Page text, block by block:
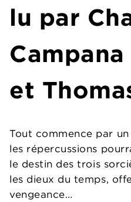
lu par
Campana
et
Tout commence par
les répercussions
le destin des trois
les dieux du temps,
vengeance…